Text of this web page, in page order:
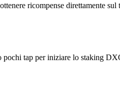
ricompense direttamente
tap per iniziare lo staking